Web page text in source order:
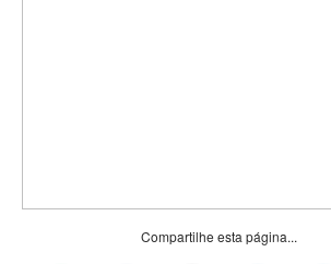
Compartilhe esta página...